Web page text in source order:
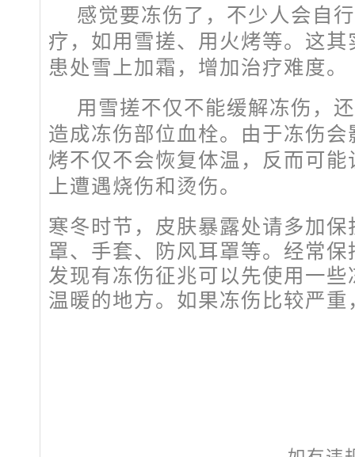
感觉要冻伤了，不少人会自行
疗，如用雪搓、用火烤等。这
患处雪上加霜，增加治疗难度。
用雪搓不仅不能缓解冻伤，
造成冻伤部位血栓。由于冻伤
烤不仅不会恢复体温，反而可
上遭遇烧伤和烫伤。
寒冬时节，皮肤暴露处请多加
罩、手套、防风耳罩等。经常
发现有冻伤征兆可以先使用一
温暖的地方。如果冻伤比较严